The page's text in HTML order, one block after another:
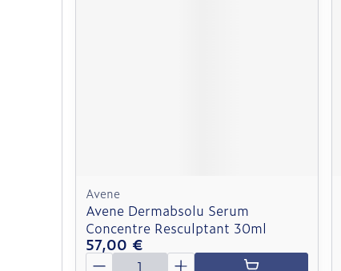
Avene
Avene Dermabsolu Serum
Concentre Resculptant 30ml
57,00 €
Quantité